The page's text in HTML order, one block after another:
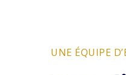
UNE ÉQUIPE